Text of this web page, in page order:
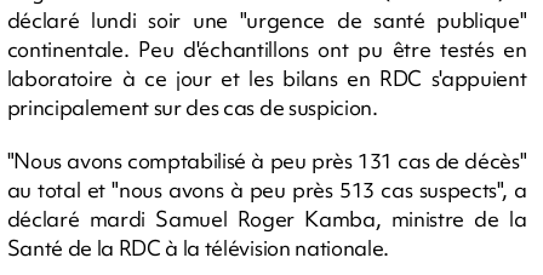
déclaré lundi soir une "urgence de santé publique"
continentale. Peu d'échantillons ont pu être testés en
laboratoire à ce jour et les bilans en RDC s'appuient
principalement sur des cas de suspicion.
"Nous avons comptabilisé à peu près 131 cas de décès"
au total et "nous avons à peu près 513 cas suspects", a
déclaré mardi Samuel Roger Kamba, ministre de la
Santé de la RDC à la télévision nationale.